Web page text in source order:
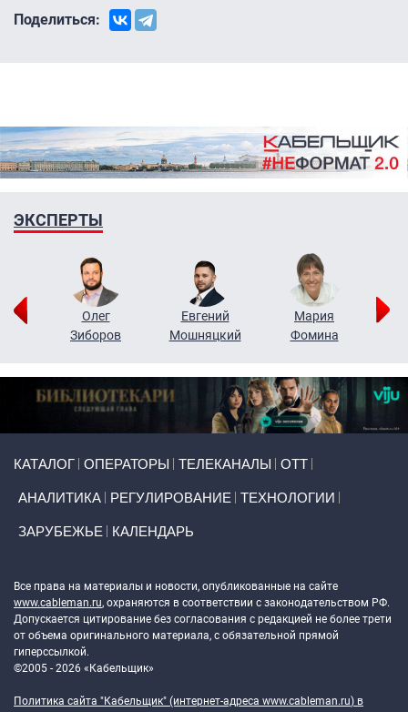
Поделиться:
ЭКСПЕРТЫ
Олег
Зиборов
Евгений
Мошняцкий
Мария
Фомина
КАТАЛОГ ОПЕРАТОРЫ ТЕЛЕКАНАЛЫ ОТТ
АНАЛИТИКА РЕГУЛИРОВАНИЕ ТЕХНОЛОГИИ
ЗАРУБЕЖЬЕ КАЛЕНДАРЬ
Все права на материалы и новости, опубликованные на сайте
www.cableman.ru, охраняются в соответствии с законодательством РФ.
Допускается цитирование без согласования с редакцией не более трети
от объема оригинального материала, с обязательной прямой
гиперссылкой.
©2005 - 2026 «Кабельщик»
Политика сайта "Кабельщик" (интернет-адреса www.cableman.ru) в